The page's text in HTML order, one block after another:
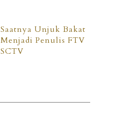
Saatnya Unjuk Bakat
Menjadi Penulis FTV
SCTV